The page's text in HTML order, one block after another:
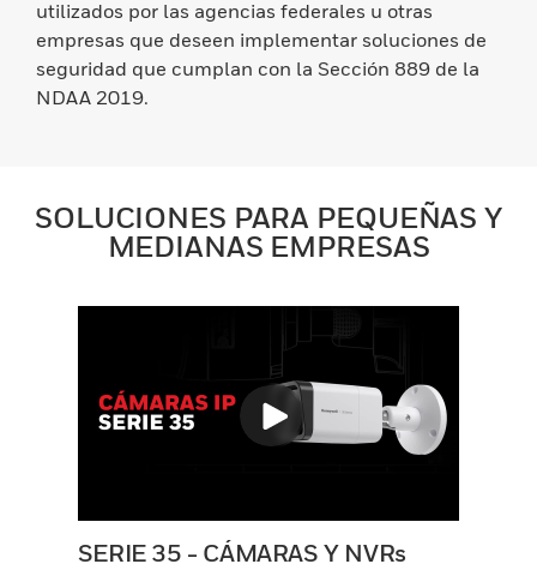
utilizados por las agencias federales u otras
empresas que deseen implementar soluciones de
seguridad que cumplan con la Sección 889 de la
NDAA 2019.
SOLUCIONES PARA PEQUEÑAS Y
MEDIANAS EMPRESAS
SERIE 35 - CÁMARAS Y NVRs